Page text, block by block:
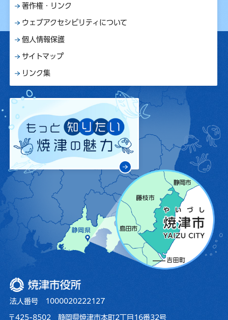
著作権・リンク
ウェブアクセシビリティについて
個人情報保護
サイトマップ
リンク集
焼津市役所
法人番号 1000020222127
〒425-8502 静岡県焼津市本町2丁目16番32号